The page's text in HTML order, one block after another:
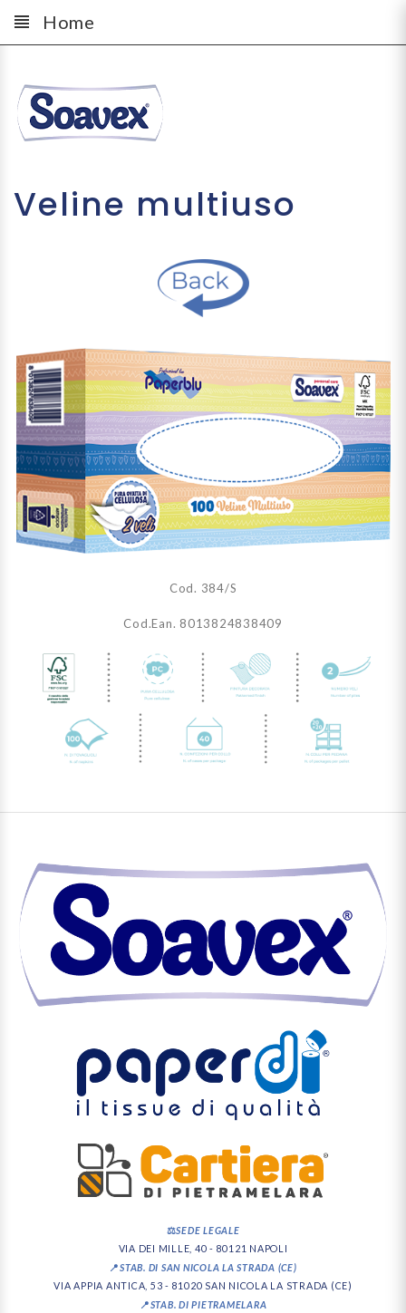
Home
Veline multiuso
Cod. 384/S
Cod.Ean. 8013824838409
⚖️SEDE LEGALE
VIA DEI MILLE, 40 - 80121 NAPOLI
📍STAB. DI SAN NICOLA LA STRADA (CE)
VIA APPIA ANTICA, 53 - 81020 SAN NICOLA LA STRADA (CE)
📍STAB. DI PIETRAMELARA